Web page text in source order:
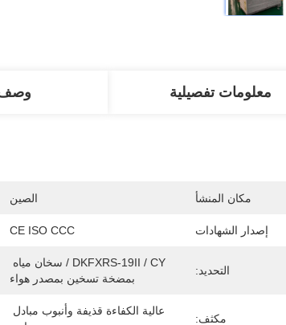
معلومات تفصيلية وصف
مكان المنشأ الصين
إصدار الشهادات CE ISO CCC
التحديد:
بمضخة تسخين بمصدر هواء
مكثف: